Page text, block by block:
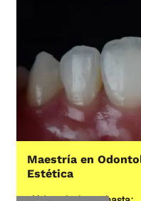
Maestría en
Estética